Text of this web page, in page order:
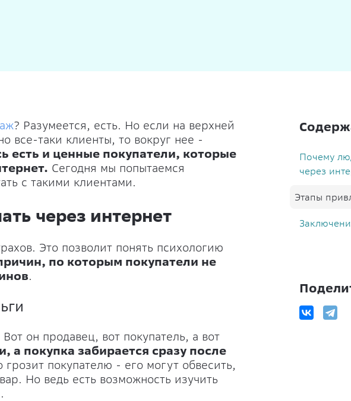
? Разумеется, есть. Но если на верхней
все-таки клиенты, то вокруг нее -
есть и ценные покупатели, которые
Сегодня мы попытаемся
с такими клиентами.
через интернет
Это позволит понять психологию
по которым покупатели не
.
он продавец, вот покупатель, а вот
а покупка забирается сразу после
покупателю - его могут обвесить,
Но ведь есть возможность изучить
Почему
через
Этапы